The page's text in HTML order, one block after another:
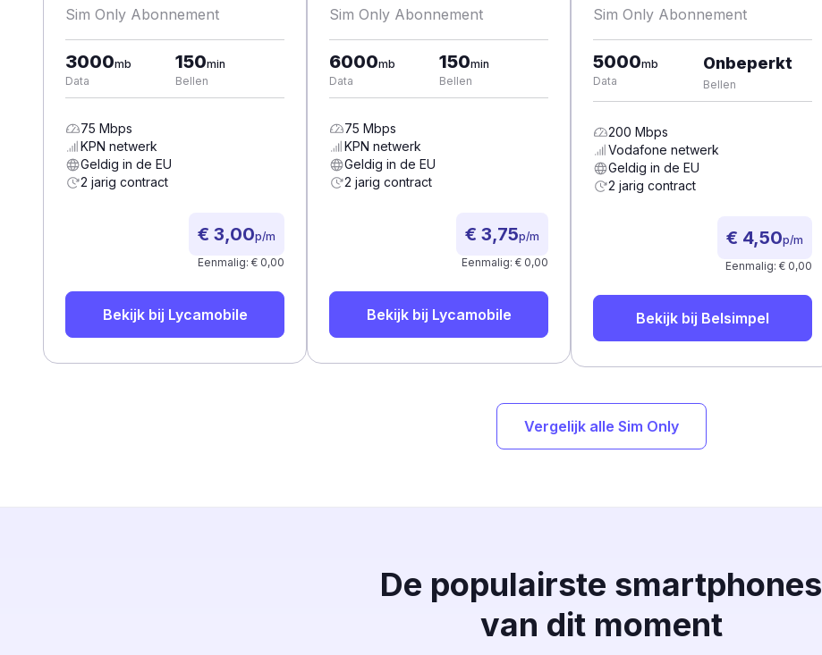
Sim Only Abonnement
3000mb
Data
150min
Bellen
75 Mbps
KPN netwerk
Geldig in de EU
2 jarig contract
€ 3,00p/m
Eenmalig: € 0,00
Bekijk bij Lycamobile
Sim Only Abonnement
6000mb
Data
150min
Bellen
75 Mbps
KPN netwerk
Geldig in de EU
2 jarig contract
€ 3,75p/m
Eenmalig: € 0,00
Bekijk bij Lycamobile
Sim Only Abonnement
5000mb
Data
Onbeperkt
Bellen
200 Mbps
Vodafone netwerk
Geldig in de EU
2 jarig contract
€ 4,50p/m
Eenmalig: € 0,00
Bekijk bij Belsimpel
Vergelijk alle Sim Only
De populairste smartphones
van dit moment